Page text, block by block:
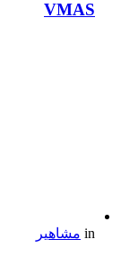
VMAS
in مشاهير